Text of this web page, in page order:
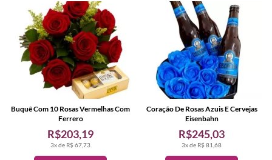
3x de R$ 67,73
R$203,19
Buquê Com 10 Rosas Vermelhas Com
Ferrero
3x de R$ 81,68
R$245,03
Coração De Rosas Azuis E Cervejas
Eisenbahn